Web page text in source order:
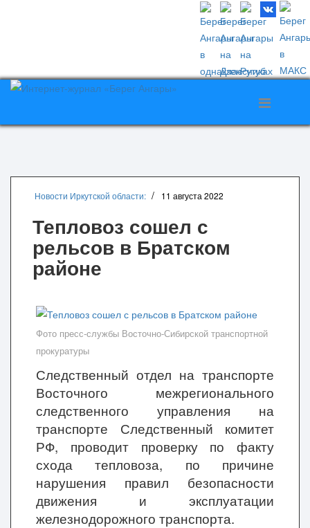
Новости Иркутской области: 11 августа 2022
Тепловоз сошел с
рельсов в Братском
районе
Фото пресс-службы Восточно-Сибирской транспортной
прокуратуры
Следственный отдел на транспорте
Восточного межрегионального
следственного управления на
транспорте Следственный комитет
РФ, проводит проверку по факту
схода тепловоза, по причине
нарушения правил безопасности
движения и эксплуатации
железнодорожного транспорта.